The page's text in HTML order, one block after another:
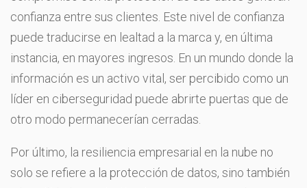
confianza entre sus clientes. Este nivel de confianza
puede traducirse en lealtad a la marca y, en última
instancia, en mayores ingresos. En un mundo donde la
información es un activo vital, ser percibido como un
líder en ciberseguridad puede abrirte puertas que de
otro modo permanecerían cerradas.
Por último, la resiliencia empresarial en la nube no
solo se refiere a la protección de datos, sino también